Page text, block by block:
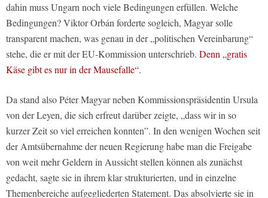
dahin muss Ungarn noch viele Bedingungen erfüllen. Welche
Bedingungen? Viktor Orbán forderte sogleich, Magyar solle
transparent machen, was genau in der „politischen Vereinbarung“
stehe, die er mit der EU-Kommission unterschrieb. Denn „gratis
Käse gibt es nur in der Mausefalle“.
Da stand also Péter Magyar neben Kommissionspräsidentin Ursula
von der Leyen, die sich erfreut darüber zeigte, „dass wir in so
kurzer Zeit so viel erreichen konnten”. In den wenigen Wochen seit
der Amtsübernahme der neuen Regierung habe man die Freigabe
von weit mehr Geldern in Aussicht stellen können als zunächst
gedacht, sagte sie in ihrem klar strukturierten, und in einzelne
Themenbereiche aufgegliederten Statement. Das absolvierte sie in